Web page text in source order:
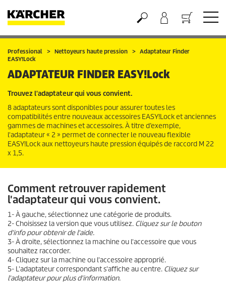
Panier
Professional Nettoyeurs haute pression
Adaptateur Finder
EASY!Lock
ADAPTATEUR FINDER EASY!Lock
Trouvez l'adaptateur qui vous convient.
8 adaptateurs sont disponibles pour assurer toutes les
compatibilités entre nouveaux accessoires EASY!Locket anciennes
gammes de machines et accessoires. À titre d’exemple,
l'adaptateur « 2 » permet de connecter le nouveau flexible
EASY!Lockaux nettoyeurs haute pression équipés de raccord M 22
x 1,5.
Comment retrouver rapidement
l'adaptateur qui vous convient.
1- À gauche, sélectionnez une catégorie de produits.
2- Choisissez la version que vous utilisez. Cliquez sur le bouton
d'info pour obtenir de l'aide.
3- À droite, sélectionnez la machine ou l'accessoire que vous
souhaitez raccorder.
4- Cliquez sur la machine ou l'accessoire approprié.
5- L'adaptateur correspondant s'affiche au centre. Cliquez sur
l'adaptateur pour plus d'information.